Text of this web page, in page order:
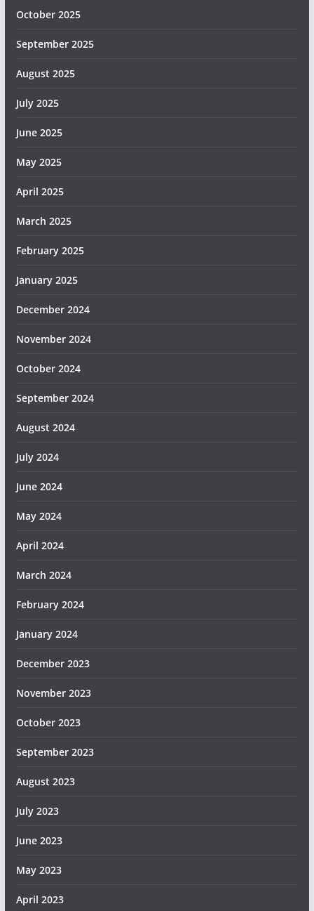
October 2025
September 2025
August 2025
July 2025
June 2025
May 2025
April 2025
March 2025
February 2025
January 2025
December 2024
November 2024
October 2024
September 2024
August 2024
July 2024
June 2024
May 2024
April 2024
March 2024
February 2024
January 2024
December 2023
November 2023
October 2023
September 2023
August 2023
July 2023
June 2023
May 2023
April 2023